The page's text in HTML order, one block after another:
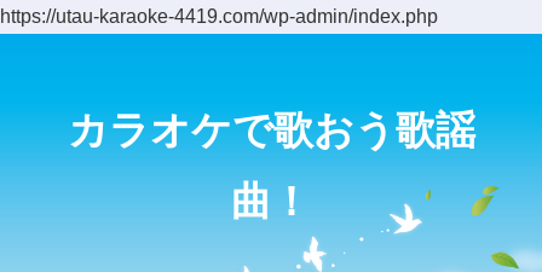
https://utau-karaoke-4419.com/wp-admin/index.php
カラオケで歌おう歌謡
曲！